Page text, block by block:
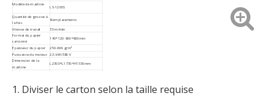
Modèle de machine
LS-1200S
Quantité de groove à
la fois
8 emplacements
Vitesse de travail
35 m/min
Format du papier
cartonné
140*120-600*600mm
Épaisseur du papier
250-600 g/m²
Puissance du moteur 2,5 kW/380 V
Dimension de la
machine
L2300*L1730*H1530mm
1. Diviser le carton selon la taille requise